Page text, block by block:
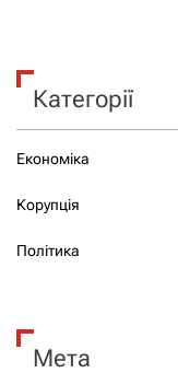
Категорії
Економіка
Корупція
Політика
Мета